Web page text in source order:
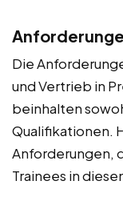
Die
und Vertrieb in
beinhalten
Qualifikationen.
Anforderungen,
Trainees in